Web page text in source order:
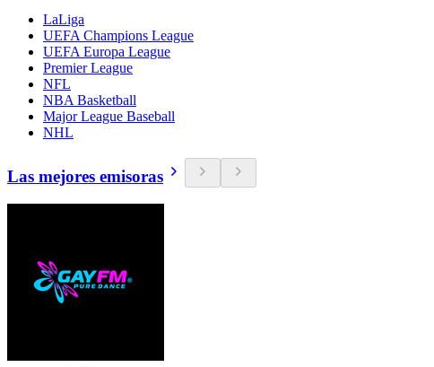
LaLiga
UEFA Champions League
UEFA Europa League
Premier League
NFL
NBA Basketball
Major League Baseball
NHL
Las mejores emisoras